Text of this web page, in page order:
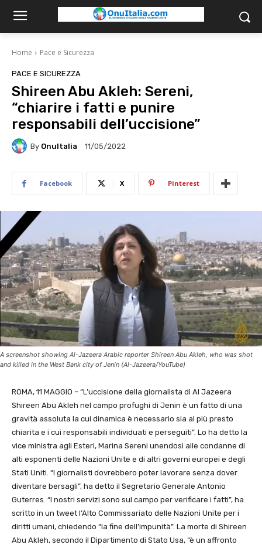
Home Pace e Sicurezza
PACE E SICUREZZA
Shireen Abu Akleh: Sereni,
“chiarire i fatti e punire
responsabili dell’uccisione”
By OnuItalia 11/05/2022
Facebook X Pinterest
A screenshot showing Al-Jazeera Arabic reporter Shireen Abu Akleh, who was shot
and killed in the West Bank city of Jenin (Al-Jazeera/YouTube)
ROMA, 11 MAGGIO – “L’uccisione della giornalista di Al Jazeera
Shireen Abu Akleh nel campo profughi di Jenin è un fatto di una
gravità assoluta la cui dinamica è necessario sia al più presto
chiarita e i cui responsabili individuati e perseguiti”. Lo ha detto la
vice ministra agli Esteri, Marina Sereni unendosi alle condanne di
alti esponenti delle Nazioni Unite e di altri governi europei e degli
Stati Uniti. “I giornalisti dovrebbero poter lavorare senza dover
diventare bersagli”, ha detto il Segretario Generale Antonio
Guterres. “I nostri servizi sono sul campo per verificare i fatti”, ha
scritto in un tweet l’Alto Commissariato delle Nazioni Unite per i
diritti umani, chiedendo “la fine dell’impunità”. La morte di Shireen
Abu Akleh, secondo il Dipartimento di Stato Usa, “è un affronto